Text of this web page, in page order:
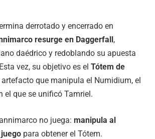
derrotado y encerrado en
resurge en Daggerfall ,
daédrico y redoblando su apuesta
vez, su objetivo es el Tótem de
artefacto que manipula el Numidium, el
el que se unificó Tamriel.
no juega: manipula al
para obtener el Tótem.